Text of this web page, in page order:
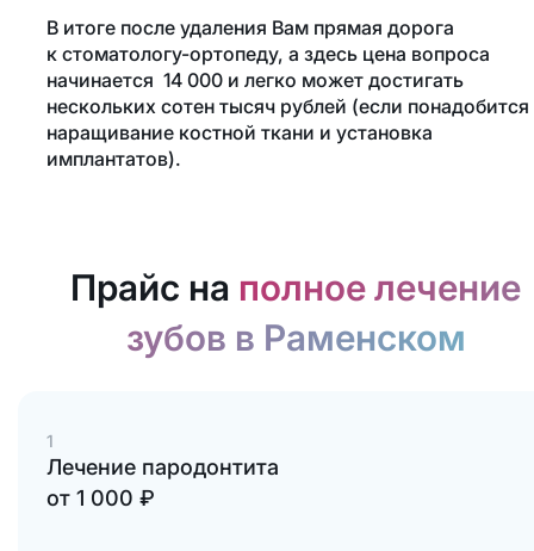
В итоге после удаления Вам прямая дорога
к стоматологу-ортопеду, а здесь цена вопроса
начинается 14 000 и легко может достигать
нескольких сотен тысяч рублей (если понадобится
наращивание костной ткани и установка
имплантатов).
Прайс на полное лечение
зубов в Раменском
1
Лечение пародонтита
от 1 000 руб.
₽